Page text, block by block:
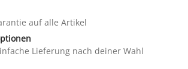
auf alle Artikel
Lieferung nach deiner Wahl